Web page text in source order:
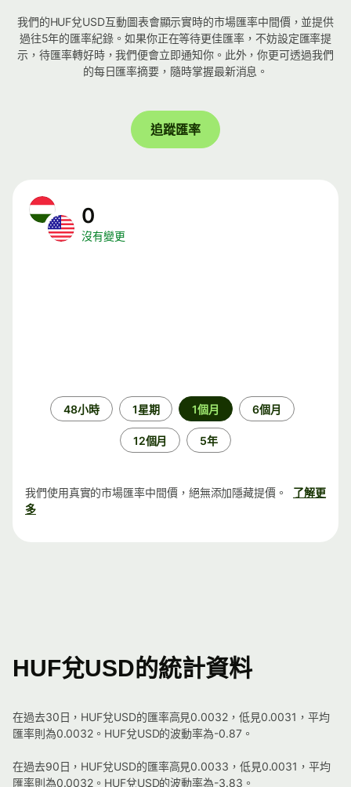
我們的HUF兌USD互動圖表會顯示實時的市場匯率中間價，並提供
過往5年的匯率紀錄。如果你正在等待更佳匯率，不妨設定匯率提
示，待匯率轉好時，我們便會立即通知你。此外，你更可透過我們
的每日匯率摘要，隨時掌握最新消息。
追蹤匯率
0
沒有變更
48小時 1星期 1個月 6個月
12個月 5年
我們使用真實的市場匯率中間價，絕無添加隱藏提價。
了解更
多
HUF兌USD的統計資料
在過去30日，HUF兌USD的匯率高見0.0032，低見0.0031，平均
匯率則為0.0032。HUF兌USD的波動率為-0.87。
在過去90日，HUF兌USD的匯率高見0.0033，低見0.0031，平均
匯率則為0.0032。HUF兌USD的波動率為-3.83。